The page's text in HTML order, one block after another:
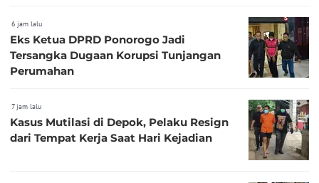
6 jam lalu
Eks Ketua DPRD Ponorogo Jadi
Tersangka Dugaan Korupsi Tunjangan
Perumahan
7 jam lalu
Kasus Mutilasi di Depok, Pelaku Resign
dari Tempat Kerja Saat Hari Kejadian